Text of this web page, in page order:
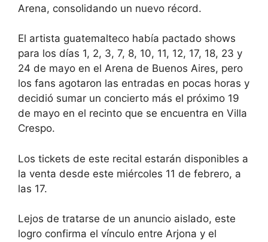
Arena, consolidando un nuevo récord.
El artista guatemalteco había pactado shows
para los días 1, 2, 3, 7, 8, 10, 11, 12, 17, 18, 23 y
24 de mayo en el Arena de Buenos Aires, pero
los fans agotaron las entradas en pocas horas y
decidió sumar un concierto más el próximo 19
de mayo en el recinto que se encuentra en Villa
Crespo.
Los tickets de este recital estarán disponibles a
la venta desde este miércoles 11 de febrero, a
las 17.
Lejos de tratarse de un anuncio aislado, este
logro confirma el vínculo entre Arjona y el